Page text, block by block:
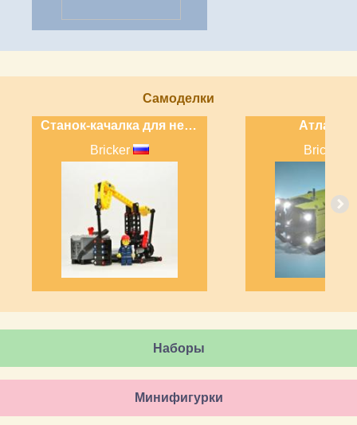
Самоделки
Станок-качалка для нефтедобывающей скважины
Bricker
Bricker
Наборы
Минифигурки